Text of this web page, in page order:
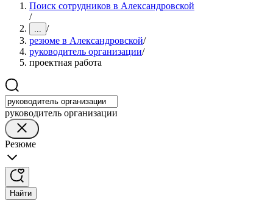
Поиск сотрудников в Александровской
/
... /
резюме в Александровской/
руководитель организации/
проектная работа
руководитель организации
Резюме
Найти